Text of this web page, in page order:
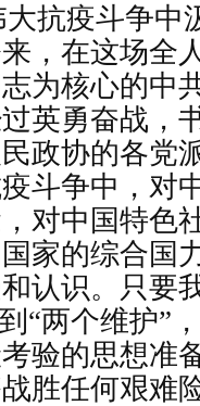
抗疫斗争中
，在这场全
为核心的中
英勇奋战，
政协的各党
斗争中，对
对中国特色
家的综合国
认识。只要
“两个维护”
验的思想准
胜任何艰难